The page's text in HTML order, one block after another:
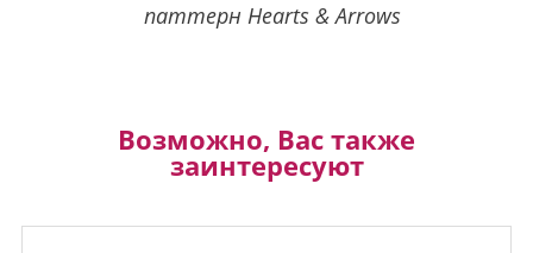
паттерн Hearts & Arrows
Возможно, Вас также
заинтересуют